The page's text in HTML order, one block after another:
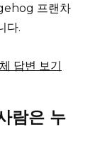
프랜차
다.
답변 보기
람은 누